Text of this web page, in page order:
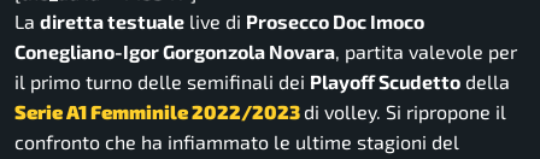
La diretta testuale live di Prosecco Doc Imoco
Conegliano-Igor Gorgonzola Novara, partita valevole per
il primo turno delle semifinali dei Playoff Scudetto della
Serie A1 Femminile 2022/2023 di volley. Si ripropone il
confronto che ha infiammato le ultime stagioni del